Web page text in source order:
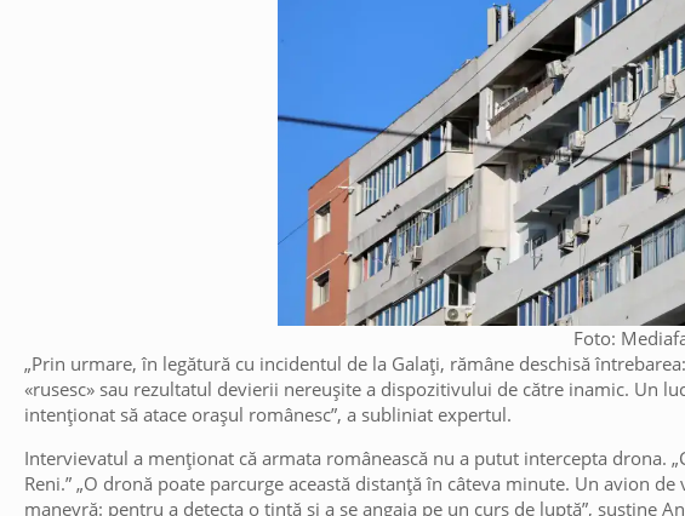
Foto:
„Prin urmare, în legătură cu incidentul de la Galați, rămâne deschisă
«rusesc» sau rezultatul devierii nereușite a dispozitivului de către inamic. Un
intenționat să atace orașul românesc”, a subliniat expertul.
Intervievatul a menționat că armata românească nu a putut intercepta drona.
Reni.” „O dronă poate parcurge această distanță în câteva minute. Un avion
manevră: pentru a detecta o țintă și a se angaja pe un curs de luptă”, susține